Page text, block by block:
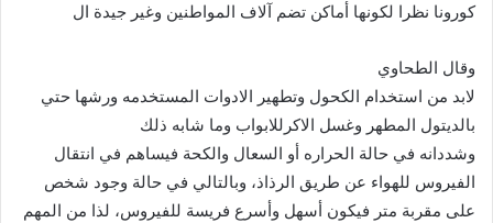
كورونا نظرا لكونها أماكن تضم آلاف المواطنين وغير جيدة ال
وقال الطحاوي
لابد من استخدام الكحول وتطهير الادوات المستخدمه ورشها حتي
بالديتول المطهر وغسل الاكرللابواب وما شابه ذلك
وشددانه في حالة الحراره أو السعال والكحة فيساهم في انتقال
الفيروس للهواء عن طريق الرذاذ، وبالتالي في حالة وجود شخص
على مقربة متر فيكون أسهل وأسرع فريسة للفيروس، لذا من المهم